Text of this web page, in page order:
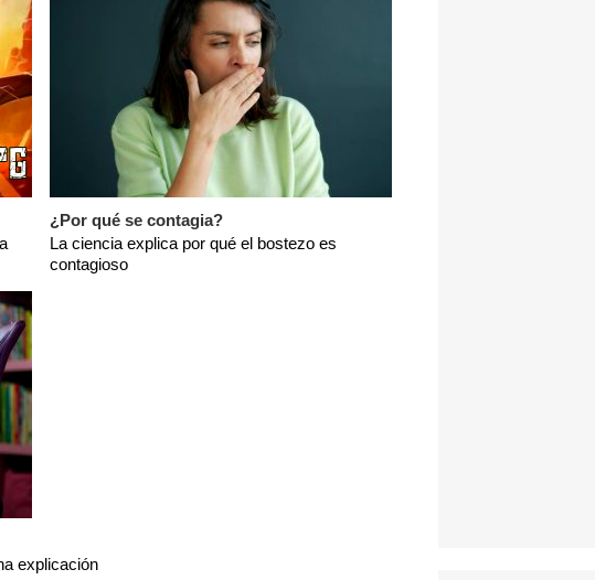
¿Por qué se contagia?
La ciencia explica por qué el bostezo es
contagioso
explicación